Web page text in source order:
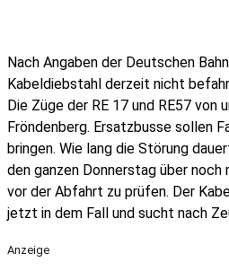
Nach Angaben der Deutschen
Kabeldiebstahl derzeit nicht
Die Züge der RE 17 und RE57
Fröndenberg. Ersatzbusse sollen
bringen. Wie lang die Störung
den ganzen Donnerstag über noch
vor der Abfahrt zu prüfen. Der
jetzt in dem Fall und sucht nach
Anzeige